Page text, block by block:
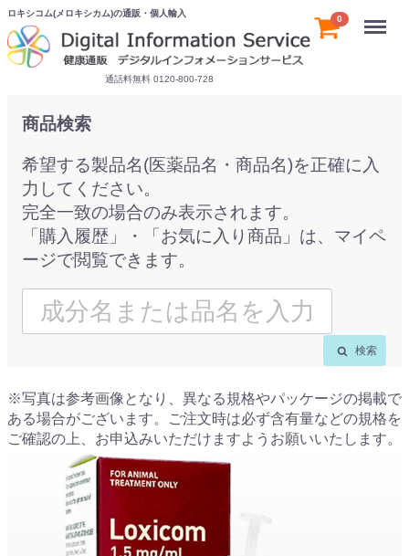
ロキシコム(メロキシカム)の通販・個人輸入
通話料無料 0120-800-728
0 Menu
商品検索
希望する製品名(医薬品名・商品名)を正確に入
力してください。
完全一致の場合のみ表示されます。
「購入履歴」・「お気に入り商品」は、マイペ
ージで閲覧できます。
検索
※写真は参考画像となり、異なる規格やパッケージの掲載で
ある場合がございます。ご注文時は必ず含有量などの規格を
ご確認の上、お申込みいただけますようお願いいたします。